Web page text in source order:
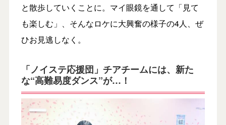
と散歩していくことに。マイ眼鏡を通して「見て
も楽しむ」、そんなロケに大興奮の様子の4人、ぜ
ひお見逃しなく。
「ノイステ応援団」チアチームには、新た
な“高難易度ダンス”が…！